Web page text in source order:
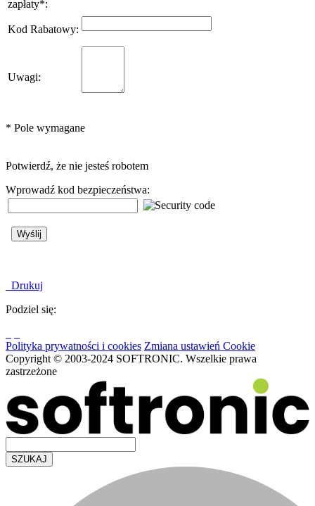
zapłaty*:
Kod Rabatowy:
Uwagi:
* Pole wymagane
Potwierdź, że nie jesteś robotem
Wprowadź kod bezpieczeństwa:
Drukuj
Podziel się:
Polityka prywatności i cookies Zmiana ustawień Cookie
Copyright © 2003-2024 SOFTRONIC. Wszelkie prawa
zastrzeżone